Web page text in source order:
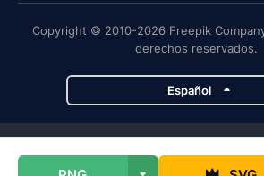
Copyright © 2010-2026 Freepik
derechos reservados.
Español